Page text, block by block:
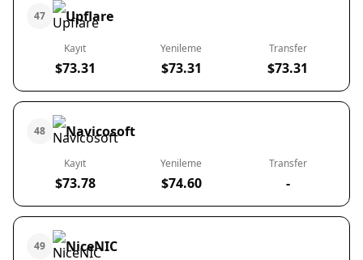
47 Upflare
Kayıt
$73.31
Yenileme
$73.31
Transfer
$73.31
48 Navicosoft
Kayıt
$73.78
Yenileme
$74.60
Transfer
-
49 NiceNIC